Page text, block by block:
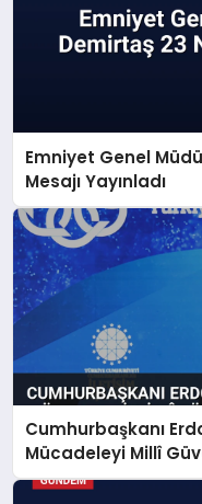
Emniyet Genel
Mesajı Yayınladı
Cumhurbaşkanı
Mücadeleyi Millî